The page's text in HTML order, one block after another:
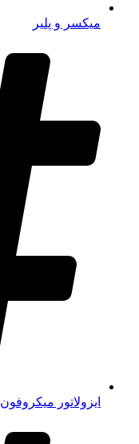
میکسر و پلیر
ایزولاتور میکروفون